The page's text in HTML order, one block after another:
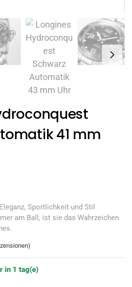
41 mm
Sportlichkeit und Stil
am Ball, ist sie das Wahrzeichen
in 1 tag(e)